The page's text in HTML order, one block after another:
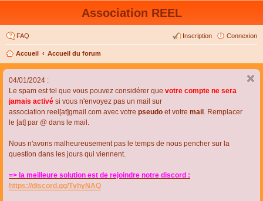
Association REEL
FAQ Connexion
Inscription
Accueil Accueil du forum
04/01/2024 :
Le spam est tel que vous pouvez considérer que votre compte ne sera
jamais activé si vous n'envoyez pas un mail sur
association.reel[at]gmail.com avec votre pseudo et votre mail . Remplacer
le [at] par @ dans le mail.
Nous n'avons malheureusement pas le temps de nous pencher sur la
question dans les jours qui viennent.
=> la meilleure solution est de rejoindre notre discord :
https://discord.gg/TvhyNAQ